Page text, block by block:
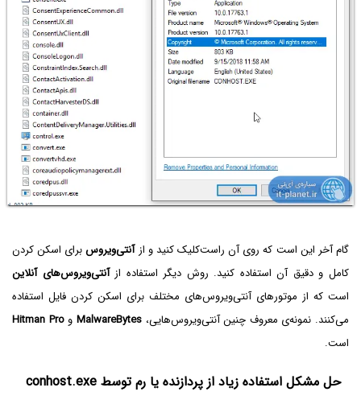
گام آخر این است که روی آن راست‌کلیک کنید و ازآنتی‌ویروسبرای اسکن کردن
کامل و دقیق آن استفاده کنید. روش دیگر استفاده ازآنتی‌ویروس‌های آنلاین
است که از موتورهای آنتی‌ویروس‌های مختلف برای اسکن کردن فایل استفاده
می‌کنند. نمونه‌ی معروف چنین آنتی‌ویروس‌هایی،MalwareBytes وHitman Pro
است.
حل مشکل استفاده زیاد از پردازنده یا رم توسط conhost.exe